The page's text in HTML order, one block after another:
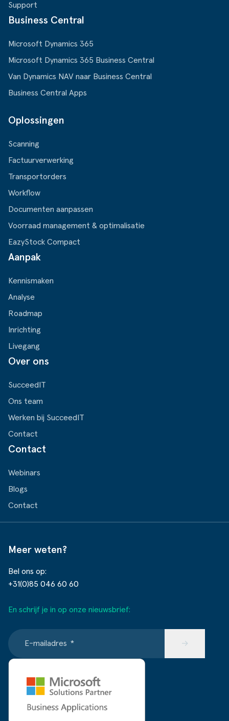
Support
Business Central
Microsoft Dynamics 365
Microsoft Dynamics 365 Business Central
Van Dynamics NAV naar Business Central
Business Central Apps
Oplossingen
Scanning
Factuurverwerking
Transportorders
Workflow
Documenten aanpassen
Voorraad management & optimalisatie
EazyStock Compact
Aanpak
Kennismaken
Analyse
Roadmap
Inrichting
Livegang
Over ons
SucceedIT
Ons team
Werken bij SucceedIT
Contact
Contact
Webinars
Blogs
Contact
Meer weten?
Bel ons op:
+31(0)85 046 60 60
En schrijf je in op onze nieuwsbrief:
E-mailadres * →